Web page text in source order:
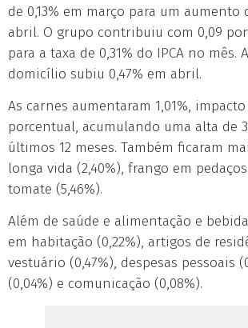
de 0,13% em março para um aumento
abril. O grupo contribuiu com 0,09
para a taxa de 0,31% do IPCA no mês.
domicílio subiu 0,47% em abril.
As carnes aumentaram 1,01%,
porcentual, acumulando uma alta de
últimos 12 meses. Também ficaram
longa vida (2,40%), frango em pedaços
tomate (5,46%).
Além de saúde e alimentação e
em habitação (0,22%), artigos de
vestuário (0,47%), despesas pessoais
(0,04%) e comunicação (0,08%).